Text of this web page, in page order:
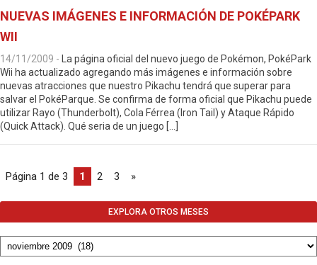
NUEVAS IMÁGENES E INFORMACIÓN DE POKÉPARK
WII
14/11/2009 -
La página oficial del nuevo juego de Pokémon, PokéPark
Wii ha actualizado agregando más imágenes e información sobre
nuevas atracciones que nuestro Pikachu tendrá que superar para
salvar el PokéParque. Se confirma de forma oficial que Pikachu puede
utilizar Rayo (Thunderbolt), Cola Férrea (Iron Tail) y Ataque Rápido
(Quick Attack). Qué seria de un juego […]
Página 1 de 3 1 2 3 »
EXPLORA OTROS MESES